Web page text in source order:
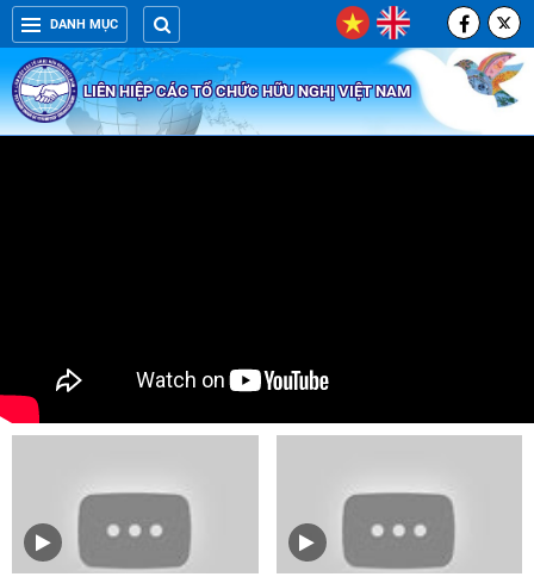
DANH MỤC
LIÊN HIỆP CÁC TỔ CHỨC HỮU NGHỊ VIỆT NAM